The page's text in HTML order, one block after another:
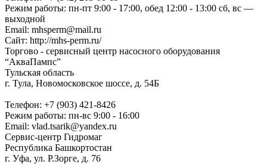
Режим работы: пн-пт 9:00 - 17:00, обед 12:00 - 13:00 сб, вс —
выходной
Email: mhsperm@mail.ru
Сайт: http://mhs-perm.ru/
Торгово - сервисный центр насосного оборудования
“АкваПампс”
Тульская область
г. Тула, Новомосковское шоссе, д. 54Б
Телефон: +7 (903) 421-8426
Режим работы: пн-вс 9:00 - 16:00
Email: vlad.tsarik@yandex.ru
Сервис-центр Гидромаг
Республика Башкортостан
г. Уфа, ул. Р.Зорге, д. 76